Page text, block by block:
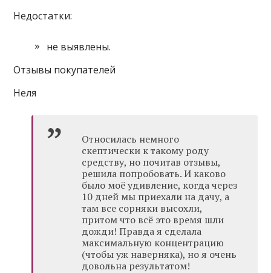
Недостатки:
не выявлены.
Отзывы покупателей
Неля
Относилась немного
скептически к такому роду
средству, но почитав отзывы,
решила попробовать. И каково
было моё удивление, когда через
10 дней мы приехали на дачу, а
там все сорняки высохли,
притом что всё это время шли
дожди! Правда я сделала
максимальную концентрацию
(чтобы уж наверняка), но я очень
довольна результатом!